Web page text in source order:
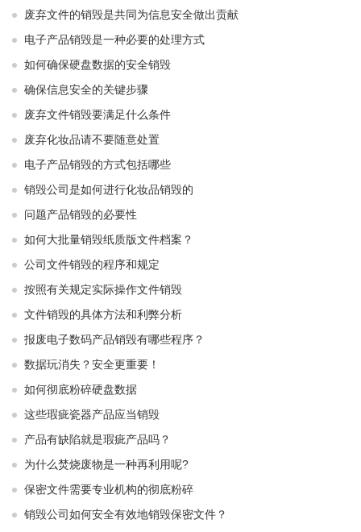
废弃文件的销毁是共同为信息安全做出贡献
电子产品销毁是一种必要的处理方式
如何确保硬盘数据的安全销毁
确保信息安全的关键步骤
废弃文件销毁要满足什么条件
废弃化妆品请不要随意处置
电子产品销毁的方式包括哪些
销毁公司是如何进行化妆品销毁的
问题产品销毁的必要性
如何大批量销毁纸质版文件档案？
公司文件销毁的程序和规定
按照有关规定实际操作文件销毁
文件销毁的具体方法和利弊分析
报废电子数码产品销毁有哪些程序？
数据玩消失？安全更重要！
如何彻底粉碎硬盘数据
这些瑕疵瓷器产品应当销毁
产品有缺陷就是瑕疵产品吗？
为什么焚烧废物是一种再利用呢?
保密文件需要专业机构的彻底粉碎
销毁公司如何安全有效地销毁保密文件？